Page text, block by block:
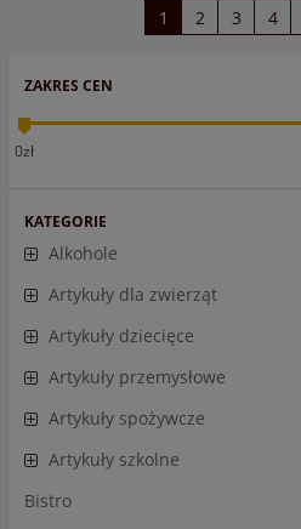
ZAKRES CEN
0zł
KATEGORIE
Alkohole
Artykuły dla zwierząt
Artykuły dziecięce
Artykuły przemysłowe
Artykuły spożywcze
Artykuły szkolne
Bistro
1 2 3 4